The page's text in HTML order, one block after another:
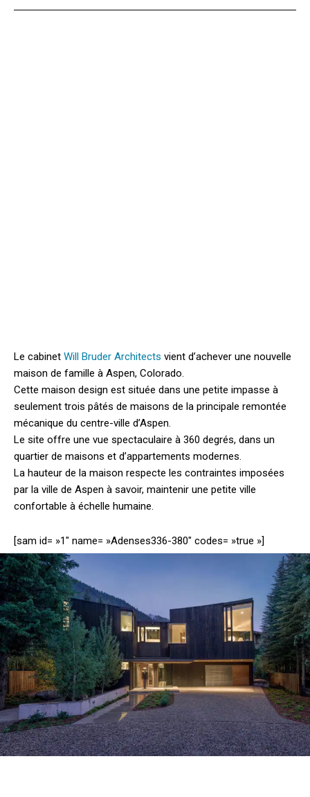
Le cabinet Will Bruder Architects vient d’achever une nouvelle
maison de famille à Aspen, Colorado.
Cette maison design est située dans une petite impasse à
seulement trois pâtés de maisons de la principale remontée
mécanique du centre-ville d’Aspen.
Le site offre une vue spectaculaire à 360 degrés, dans un
quartier de maisons et d’appartements modernes.
La hauteur de la maison respecte les contraintes imposées
par la ville de Aspen à savoir, maintenir une petite ville
confortable à échelle humaine.
[sam id= »1″ name= »Adenses336-380″ codes= »true »]